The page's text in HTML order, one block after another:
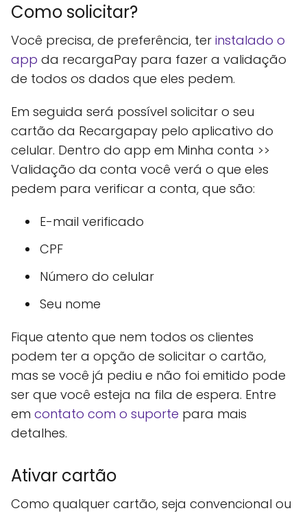
Como solicitar?
Você precisa, de preferência, ter instalado o
app da recargaPay para fazer a validação
de todos os dados que eles pedem.
Em seguida será possível solicitar o seu
cartão da Recargapay pelo aplicativo do
celular. Dentro do app em Minha conta >>
Validação da conta você verá o que eles
pedem para verificar a conta, que são:
E-mail verificado
CPF
Número do celular
Seu nome
Fique atento que nem todos os clientes
podem ter a opção de solicitar o cartão,
mas se você já pediu e não foi emitido pode
ser que você esteja na fila de espera. Entre
em contato com o suporte para mais
detalhes.
Ativar cartão
Como qualquer cartão, seja convencional ou